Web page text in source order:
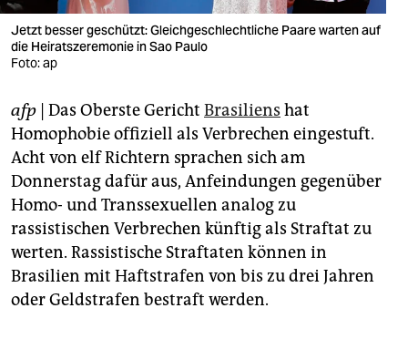
verlag
veranstaltungen
fragen & hilfe
unterstützen
abo
genossenschaft
epaper login
Jetzt besser geschützt: Gleichgeschlechtliche Paare warten auf
die Heiratszeremonie in Sao Paulo
Foto: ap
afp | Das Oberste Gericht Brasiliens hat
Homophobie offiziell als Verbrechen eingestuft.
Acht von elf Richtern sprachen sich am
Donnerstag dafür aus, Anfeindungen gegenüber
Homo- und Transsexuellen analog zu
rassistischen Verbrechen künftig als Straftat zu
werten. Rassistische Straftaten können in
Brasilien mit Haftstrafen von bis zu drei Jahren
oder Geldstrafen bestraft werden.